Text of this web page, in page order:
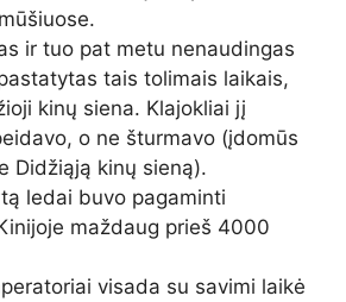
ir tuo pat metu nenaudingas
tais tolimais laikais,
kinų siena. Klajokliai jį
o ne šturmavo (įdomūs
Didžiąją kinų sieną).
ledai buvo pagaminti
maždaug prieš 4000
visada su savimi laikė